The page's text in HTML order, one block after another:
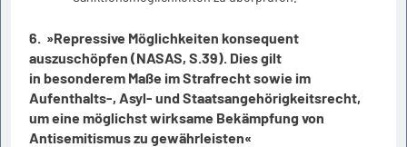
6. »Repressive Möglichkeiten konsequent
auszuschöpfen (NASAS, S.39). Dies gilt
in besonderem Maße im Strafrecht sowie im
Aufenthalts-, Asyl- und Staatsangehörigkeitsrecht,
um eine möglichst wirksame Bekämpfung von
Antisemitismus zu gewährleisten«